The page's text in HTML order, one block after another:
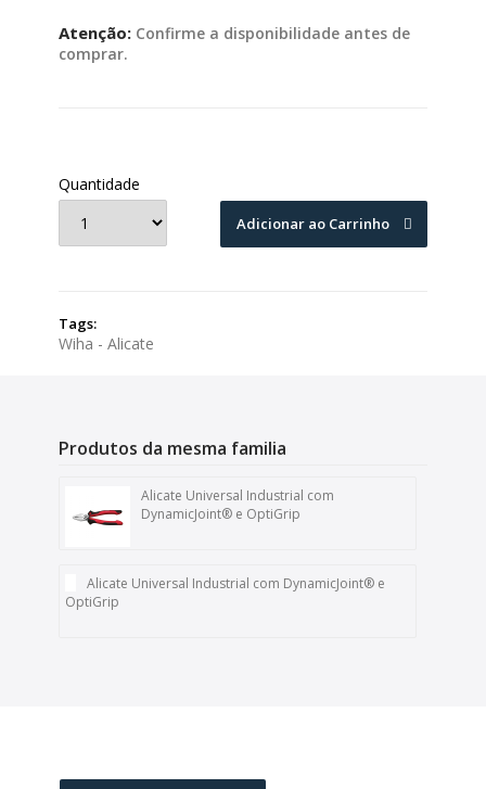
Atenção: Confirme a disponibilidade antes de
comprar.
Quantidade
Adicionar ao Carrinho
Tags:
Wiha - Alicate
Produtos da mesma familia
Alicate Universal Industrial com
DynamicJoint® e OptiGrip
Alicate Universal Industrial com DynamicJoint® e
OptiGrip